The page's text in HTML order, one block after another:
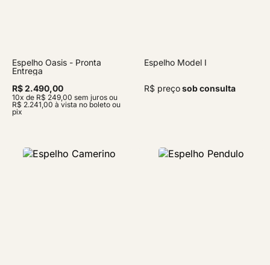
Espelho Oasis - Pronta
Entrega
R$ 2.490,00
10x de R$ 249,00 sem juros ou
R$ 2.241,00 à vista no boleto ou
pix
Espelho Model I
R$ preçosob consulta